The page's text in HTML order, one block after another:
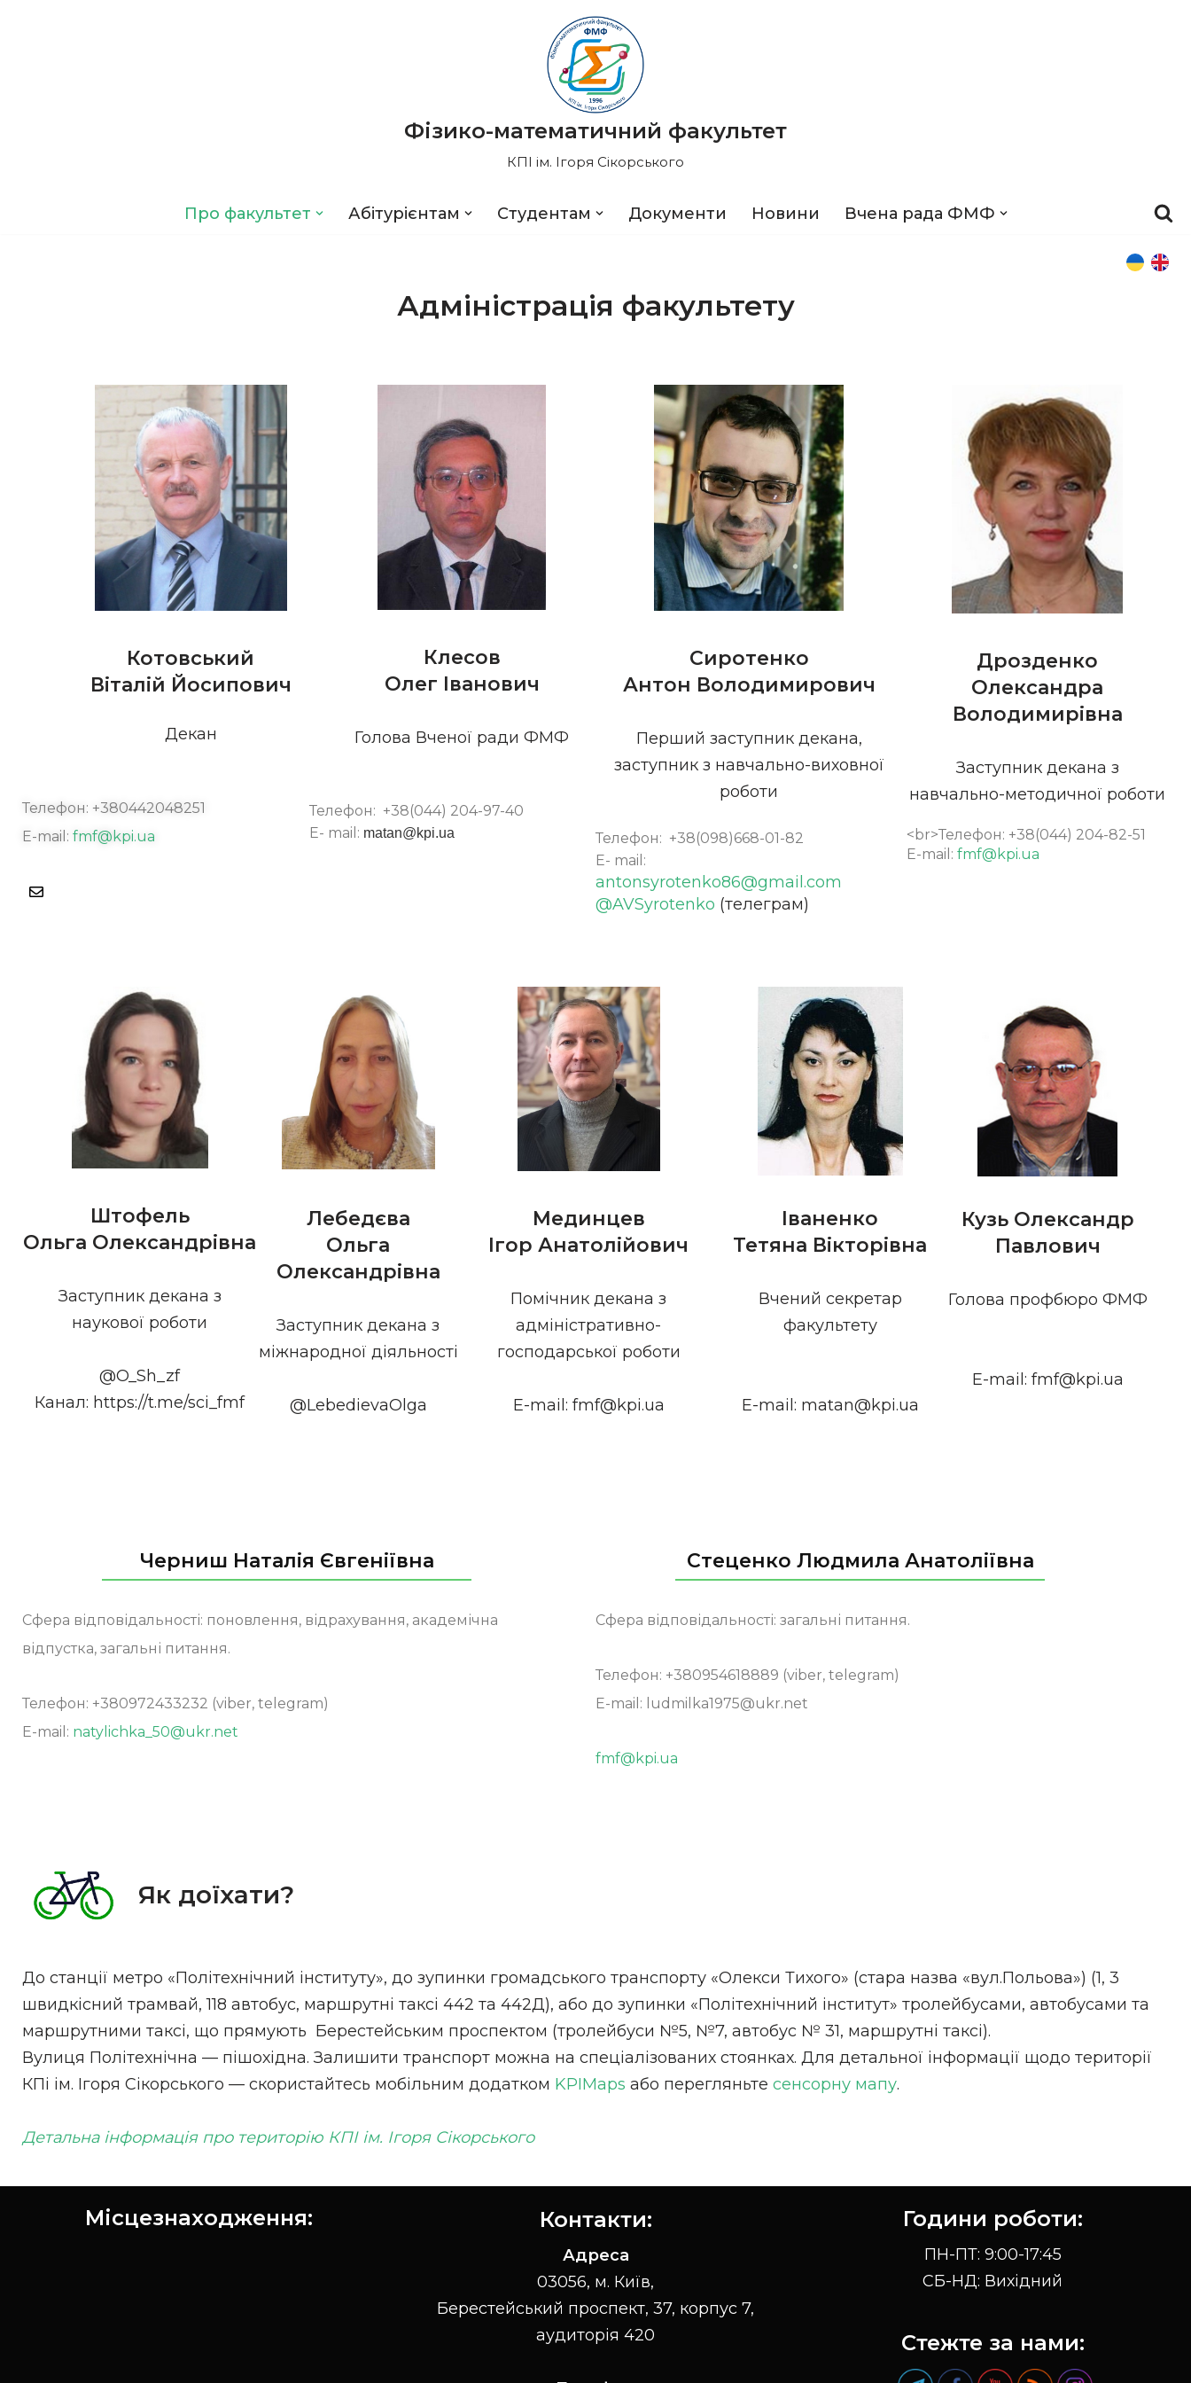
Фізико-математичний факультет
КПІ ім. Ігоря Сікорського
Про факультет Абітурієнтам Студентам Документи Новини Вчена рада ФМФ
Адміністрація факультету
Котовський
Віталій Йосипович
Декан
Телефон: +380442048251
E-mail: fmf@kpi.ua
Клесов
Олег Іванович
Голова Вченої ради ФМФ
Телефон: +38(044) 204-97-40
E- mail: matan@kpi.ua
Сиротенко
Антон Володимирович
Перший заступник декана,
заступник з навчально-виховної
роботи
Телефон: +38(098)668-01-82
E- mail:
antonsyrotenko86@gmail.com
@AVSyrotenko (телеграм)
Дрозденко
Олександра
Володимирівна
Заступник декана з
навчально-методичної роботи
<br>Телефон: +38(044) 204-82-51
E-mail:fmf@kpi.ua
Штофель
Ольга Олександрівна
Заступник декана з
наукової роботи
@O_Sh_zf
Канал: https://t.me/sci_fmf
Лебедєва
Ольга
Олександрівна
Заступник декана з
міжнародної діяльності
@LebedievaOlga
Мединцев
Ігор Анатолійович
Помічник декана з
адміністративно-
господарської роботи
E-mail: fmf@kpi.ua
Іваненко
Тетяна Вікторівна
Вчений секретар
факультету
E-mail: matan@kpi.ua
Кузь Олександр
Павлович
Голова профбюро ФМФ
E-mail: fmf@kpi.ua
Черниш Наталія Євгеніївна
Сфера відповідальності: поновлення, відрахування, академічна
відпустка, загальні питання.
Телефон: +380972433232 (viber, telegram)
E-mail: natylichka_50@ukr.net
Стеценко Людмила Анатоліївна
Сфера відповідальності: загальні питання.
Телефон: +380954618889 (viber, telegram)
E-mail: ludmilka1975@ukr.net
fmf@kpi.ua
Як доїхати?
До станції метро «Політехнічний інституту», до зупинки громадського транспорту «Олекси Тихого» (стара назва «вул.Польова») (1, 3
швидкісний трамвай, 118 автобус, маршрутні таксі 442 та 442Д), або до зупинки «Політехнічний інститут» тролейбусами, автобусами та
маршрутними таксі, що прямують Берестейським проспектом (тролейбуси №5, №7, автобус № 31, маршрутні таксі).
Вулиця Політехнічна — пішохідна. Залишити транспорт можна на спеціалізованих стоянках. Для детальної інформації щодо території
КПі ім. Ігоря Сікорського — скористайтесь мобільним додатком KPIMaps або перегляньте сенсорну мапу.
Детальна інформація про територію КПІ ім. Ігоря Сікорського
Місцезнаходження: Контакти:
Адреса
03056, м. Київ,
Берестейський проспект, 37, корпус 7,
аудиторія 420
Години роботи:
ПН-ПТ: 9:00-17:45
СБ-НД: Вихідний
Стежте за нами: